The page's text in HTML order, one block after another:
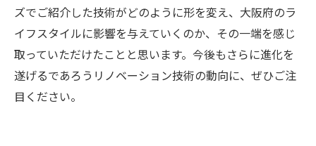
ズでご紹介した技術がどのように形を変え、大阪府のラ
イフスタイルに影響を与えていくのか、その一端を感じ
取っていただけたことと思います。今後もさらに進化を
遂げるであろうリノベーション技術の動向に、ぜひご注
目ください。